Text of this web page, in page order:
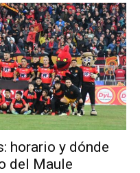
horario y dónde
del Maule